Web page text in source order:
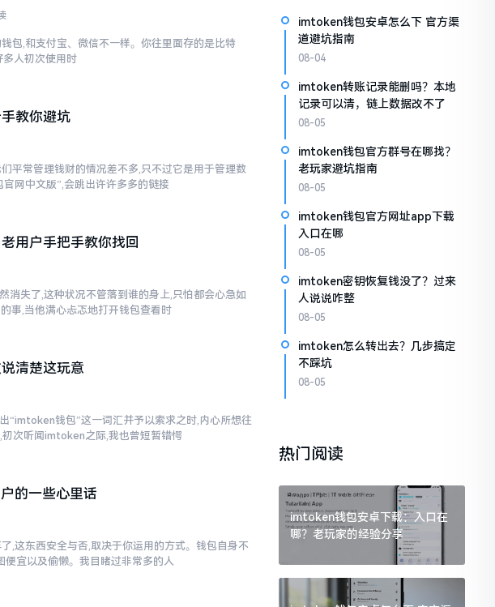
包,和支付宝、微信不一样。你往里面存的是比特
多人初次使用时
教你避坑
平常管理钱财的情况差不多,只不过它是用于管理数
网中文版”,会跳出许许多多的链接
用户手把手教你找回
消失了,这种状况不管落到谁的身上,只怕都会心急如
事,当他满心忐忑地打开钱包查看时
清楚这玩意
“imtoken钱包”这一词汇并予以索求之时,内心所想往
次听闻imtoken之际,我也曾短暂错愕
的一些心里话
,这东西安全与否,取决于你运用的方式。钱包自身不
宜以及偷懒。我目睹过非常多的人
imtoken钱包安卓怎么下 官方渠
道避坑指南
08-04
imtoken转账记录能删吗？本地
记录可以清，链上数据改不了
08-05
imtoken钱包官方群号在哪找？
老玩家避坑指南
08-05
imtoken钱包官方网址app下载
入口在哪
08-05
imtoken密钥恢复钱没了？过来
人说说咋整
08-05
imtoken怎么转出去？几步搞定
不踩坑
08-05
热门阅读
imtoken钱包安卓下载：入口在
哪？老玩家的经验分享